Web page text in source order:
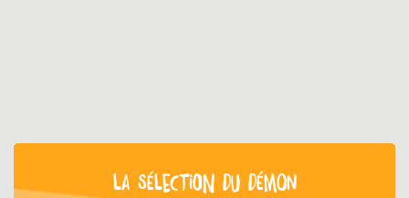
LA SÉLECTION DU DÉMON